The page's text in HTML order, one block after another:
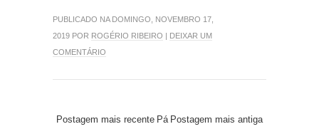
PUBLICADO NA DOMINGO, NOVEMBRO 17,
2019 POR ROGÉRIO RIBEIRO | DEIXAR UM
COMENTÁRIO
Postagem mais recente Postagem mais antiga
Pá